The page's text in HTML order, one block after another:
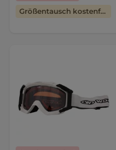
Größentausch kostenfrei